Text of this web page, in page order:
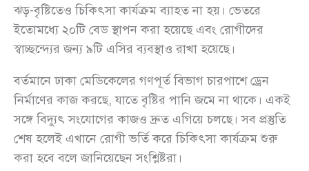
ঝড়-বৃষ্টিতেও চিকিৎসা কার্যক্রম ব্যাহত না হয়। ভেতরে
ইতোমধ্যে ২০টি বেড স্থাপন করা হয়েছে এবং রোগীদের
স্বাচ্ছন্দ্যের জন্য ৯টি এসির ব্যবস্থাও রাখা হয়েছে।
বর্তমানে ঢাকা মেডিকেলের গণপূর্ত বিভাগ চারপাশে ড্রেন
নির্মাণের কাজ করছে, যাতে বৃষ্টির পানি জমে না থাকে। একই
সঙ্গে বিদ্যুৎ সংযোগের কাজও দ্রুত এগিয়ে চলছে। সব প্রস্তুতি
শেষ হলেই এখানে রোগী ভর্তি করে চিকিৎসা কার্যক্রম শুরু
করা হবে বলে জানিয়েছেন সংশ্লিষ্টরা।